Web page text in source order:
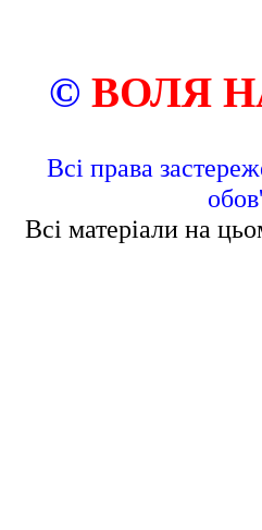
© ВОЛЯ
Всі права
Всі матеріали на